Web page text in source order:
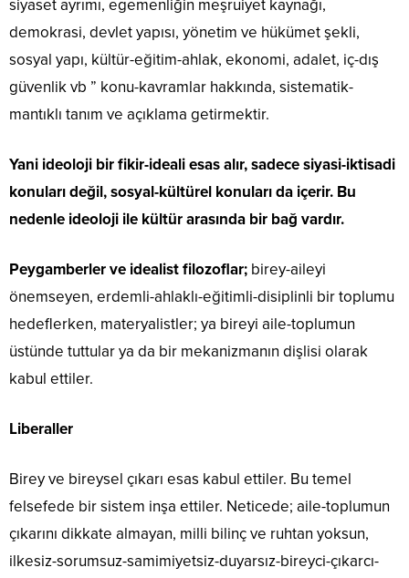
siyaset ayrımı, egemenliğin meşruiyet kaynağı,
demokrasi, devlet yapısı, yönetim ve hükümet şekli,
sosyal yapı, kültür-eğitim-ahlak, ekonomi, adalet, iç-dış
güvenlik vb ” konu-kavramlar hakkında, sistematik-
mantıklı tanım ve açıklama getirmektir.
Yani ideoloji bir fikir-ideali esas alır, sadece siyasi-iktisadi
konuları değil, sosyal-kültürel konuları da içerir. Bu
nedenle ideoloji ile kültür arasında bir bağ vardır.
Peygamberler ve idealist filozoflar; birey-aileyi
önemseyen, erdemli-ahlaklı-eğitimli-disiplinli bir toplumu
hedeflerken, materyalistler; ya bireyi aile-toplumun
üstünde tuttular ya da bir mekanizmanın dişlisi olarak
kabul ettiler.
Liberaller
Birey ve bireysel çıkarı esas kabul ettiler. Bu temel
felsefede bir sistem inşa ettiler. Neticede; aile-toplumun
çıkarını dikkate almayan, milli bilinç ve ruhtan yoksun,
ilkesiz-sorumsuz-samimiyetsiz-duyarsız-bireyci-çıkarcı-